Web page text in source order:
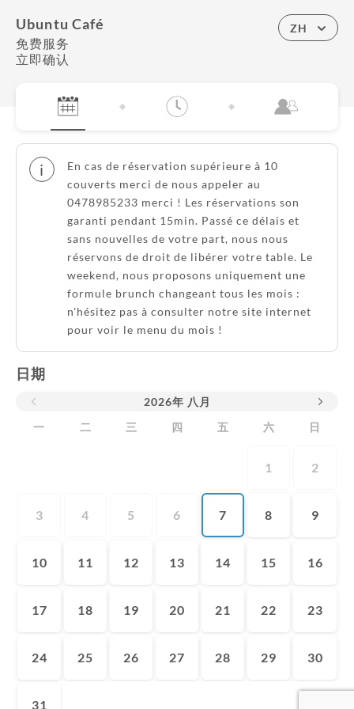
Ubuntu Café
免费服务
立即确认
ZH
i
En cas de réservation supérieure à 10
couverts merci de nous appeler au
0478985233 merci ! Les réservations son
garanti pendant 15min. Passé ce délais et
sans nouvelles de votre part, nous nous
réservons de droit de libérer votre table. Le
weekend, nous proposons uniquement une
formule brunch changeant tous les mois :
n'hésitez pas à consulter notre site internet
pour voir le menu du mois !
日期
2026年 八月
一
二 三 四 五 六 日
1 2
3 4 5 6 7 8 9
10 11 12 13 14 15 16
17 18 19 20 21 22 23
24 25 26 27 28 29 30
31